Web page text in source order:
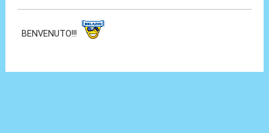
BENVENUTO!!!